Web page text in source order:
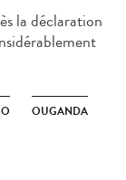
la déclaration
OUGANDA